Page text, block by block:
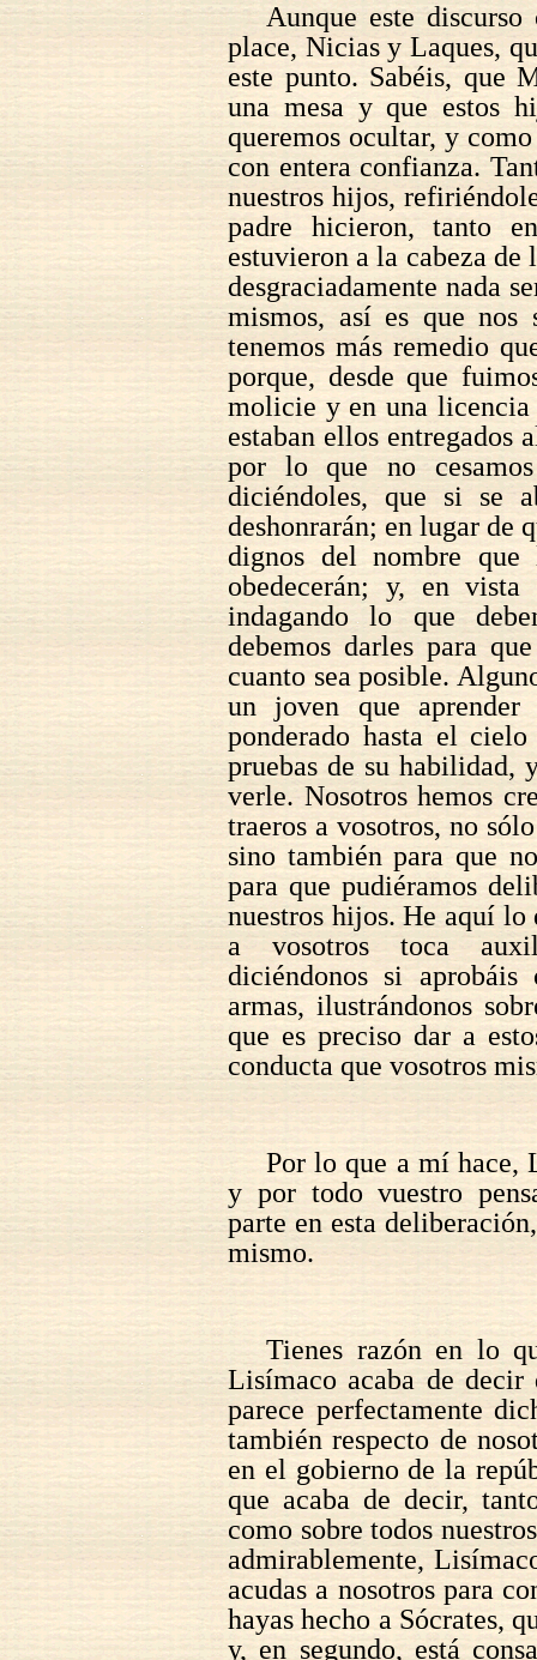
Aunque este
place, Nicias y Laques,
este punto. Sabéis, que
una mesa y que estos
queremos ocultar, y
con entera confianza.
nuestros hijos,
padre hicieron, tanto
estuvieron a la cabeza de
desgraciadamente nada
mismos, así es que nos
tenemos más remedio
porque, desde que
molicie y en una licencia
estaban ellos entregados
por lo que no
diciéndoles, que si se
deshonrarán; en lugar de
dignos del nombre que
obedecerán; y, en vista
indagando lo que
debemos darles para
cuanto sea posible.
un joven que
ponderado hasta el
pruebas de su habilidad,
verle. Nosotros hemos
traeros a vosotros, no
sino también para que
para que pudiéramos
nuestros hijos. He aquí lo
a vosotros toca
diciéndonos si
armas, ilustrándonos
que es preciso dar a
conducta que vosotros
Por lo que a mí hace,
y por todo vuestro
parte en esta
mismo.
Tienes razón en lo
Lisímaco acaba de
parece perfectamente
también respecto de
en el gobierno de la
que acaba de decir,
como sobre todos
admirablemente,
acudas a nosotros para
hayas hecho a Sócrates,
y, en segundo, está